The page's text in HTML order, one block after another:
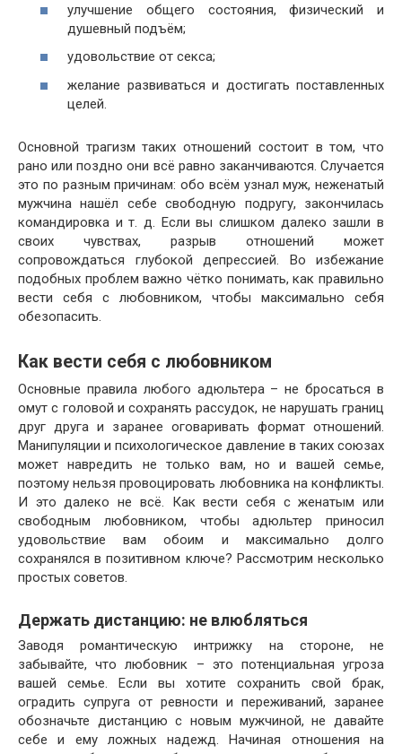
улучшение общего состояния, физический и
душевный подъём;
удовольствие от секса;
желание развиваться и достигать поставленных
целей.
Основной трагизм таких отношений состоит в том, что
рано или поздно они всё равно заканчиваются. Случается
это по разным причинам: обо всём узнал муж, неженатый
мужчина нашёл себе свободную подругу, закончилась
командировка и т. д. Если вы слишком далеко зашли в
своих чувствах, разрыв отношений может
сопровождаться глубокой депрессией. Во избежание
подобных проблем важно чётко понимать, как правильно
вести себя с любовником, чтобы максимально себя
обезопасить.
Как вести себя с любовником
Основные правила любого адюльтера – не бросаться в
омут с головой и сохранять рассудок, не нарушать границ
друг друга и заранее оговаривать формат отношений.
Манипуляции и психологическое давление в таких союзах
может навредить не только вам, но и вашей семье,
поэтому нельзя провоцировать любовника на конфликты.
И это далеко не всё. Как вести себя с женатым или
свободным любовником, чтобы адюльтер приносил
удовольствие вам обоим и максимально долго
сохранялся в позитивном ключе? Рассмотрим несколько
простых советов.
Держать дистанцию: не влюбляться
Заводя романтическую интрижку на стороне, не
забывайте, что любовник – это потенциальная угроза
вашей семье. Если вы хотите сохранить свой брак,
оградить супруга от ревности и переживаний, заранее
обозначьте дистанцию с новым мужчиной, не давайте
себе и ему ложных надежд. Начиная отношения на